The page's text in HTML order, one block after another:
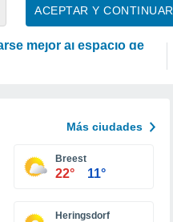
ACEPTAR Y CONTINUAR
artificial? Estas 5
mejor al espacio de
Más ciudades
Breest
22° 11°
Heringsdorf